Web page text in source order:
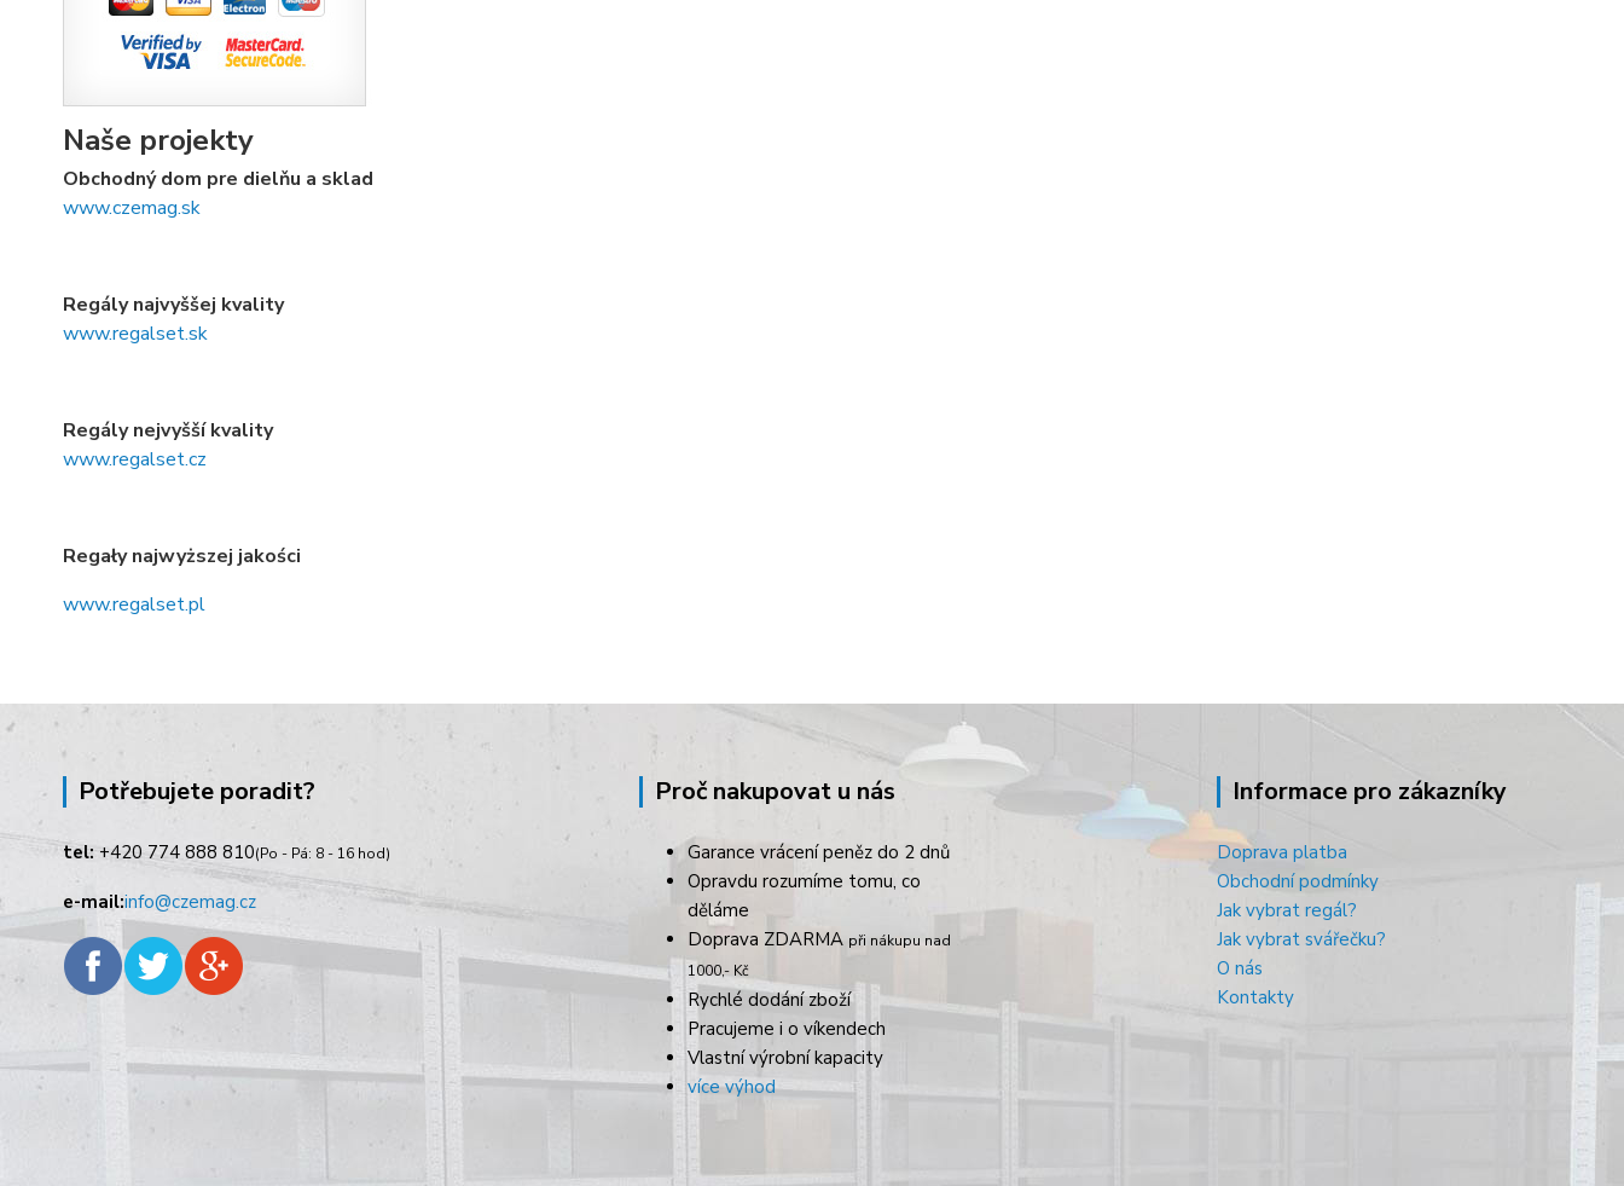
Naše projekty
Obchodný dom pre dielňu a sklad
www.czemag.sk
Regály najvyššej kvality
www.regalset.sk
Regály nejvyšší kvality
www.regalset.cz
Regały najwyższej jakości
www.regalset.pl
Potřebujete poradit?
tel:+420 774 888 810(Po - Pá: 8 - 16 hod)
e-mail:info@czemag.cz
Proč nakupovat u nás
Garance vrácení peněz do 2 dnů
Opravdu rozumíme tomu, co
děláme
Doprava ZDARMA při nákupu nad
1000,- Kč
Rychlé dodání zboží
Pracujeme i o víkendech
Vlastní výrobní kapacity
více výhod
Informace pro zákazníky
Doprava platba
Obchodní podmínky
Jak vybrat regál?
Jak vybrat svářečku?
O nás
Kontakty